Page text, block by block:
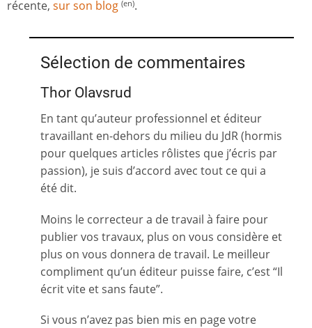
récente, sur son blog (en).
Sélection de commentaires
Thor Olavsrud
En tant qu’auteur professionnel et éditeur
travaillant en-dehors du milieu du JdR (hormis
pour quelques articles rôlistes que j’écris par
passion), je suis d’accord avec tout ce qui a
été dit.
Moins le correcteur a de travail à faire pour
publier vos travaux, plus on vous considère et
plus on vous donnera de travail. Le meilleur
compliment qu’un éditeur puisse faire, c’est “Il
écrit vite et sans faute”.
Si vous n’avez pas bien mis en page votre